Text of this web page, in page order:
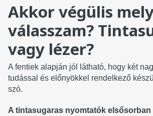
Akkor végülis
válasszam?
vagy lézer?
A fentiek alapján jól látható, hogy két
tudással és előnyökkel rendelkező
szó.
A tintasugaras nyomtatók